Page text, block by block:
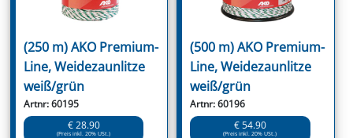
(250 m) AKO Premium-
Line, Weidezaunlitze
weiß/grün
Artnr: 60195
€ 28.90
(Preis inkl. 20% USt.)
(500 m) AKO Premium-
Line, Weidezaunlitze
weiß/grün
Artnr: 60196
€ 54.90
(Preis inkl. 20% USt.)